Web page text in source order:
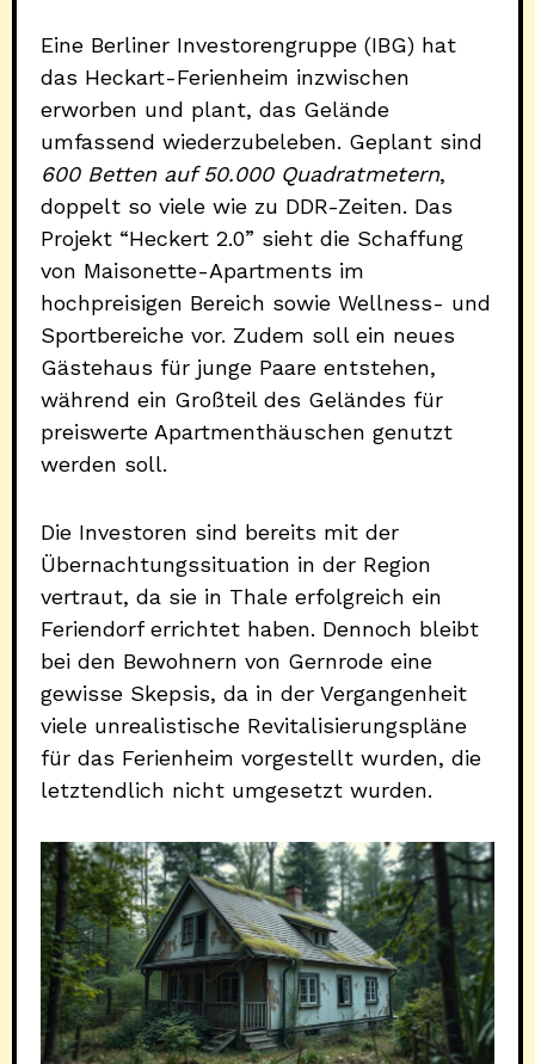
Eine Berliner Investorengruppe (IBG) hat
das Heckart-Ferienheim inzwischen
erworben und plant, das Gelände
umfassend wiederzubeleben. Geplant sind
600 Betten auf 50.000 Quadratmetern,
doppelt so viele wie zu DDR-Zeiten. Das
Projekt “Heckert 2.0” sieht die Schaffung
von Maisonette-Apartments im
hochpreisigen Bereich sowie Wellness- und
Sportbereiche vor. Zudem soll ein neues
Gästehaus für junge Paare entstehen,
während ein Großteil des Geländes für
preiswerte Apartmenthäuschen genutzt
werden soll.
Die Investoren sind bereits mit der
Übernachtungssituation in der Region
vertraut, da sie in Thale erfolgreich ein
Feriendorf errichtet haben. Dennoch bleibt
bei den Bewohnern von Gernrode eine
gewisse Skepsis, da in der Vergangenheit
viele unrealistische Revitalisierungspläne
für das Ferienheim vorgestellt wurden, die
letztendlich nicht umgesetzt wurden.